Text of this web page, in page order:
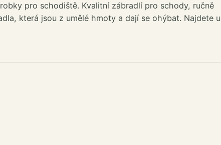
pro schodiště. Kvalitní zábradlí pro schody, ručně
která jsou z umělé hmoty a dají se ohýbat. Najdete u